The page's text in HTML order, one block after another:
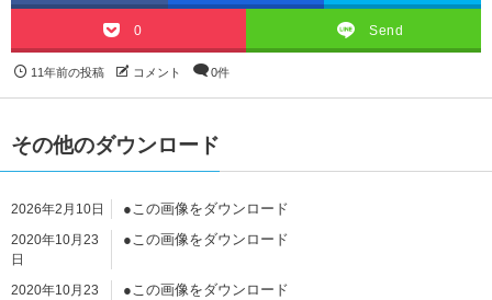
0 Send
11年前の投稿 コメント 0件
その他のダウンロード
2026年2月10日 ●この画像をダウンロード
2020年10月23
日
●この画像をダウンロード
2020年10月23
●この画像をダウンロード